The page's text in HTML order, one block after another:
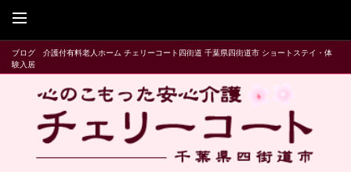
ブログ 介護付有料老人ホーム チェリーコート四街道 千葉県四街道市 ショートステイ・体
験入居